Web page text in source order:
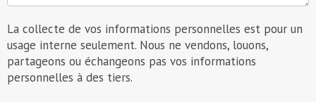
La collecte de vos informations personnelles est pour un
usage interne seulement. Nous ne vendons, louons,
partageons ou échangeons pas vos informations
personnelles à des tiers.